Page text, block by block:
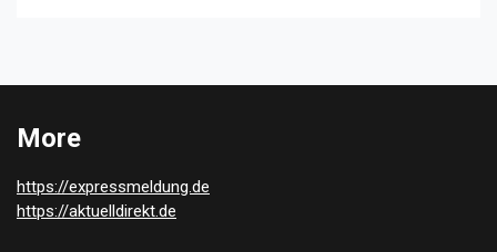
More
https://expressmeldung.de
https://aktuelldirekt.de